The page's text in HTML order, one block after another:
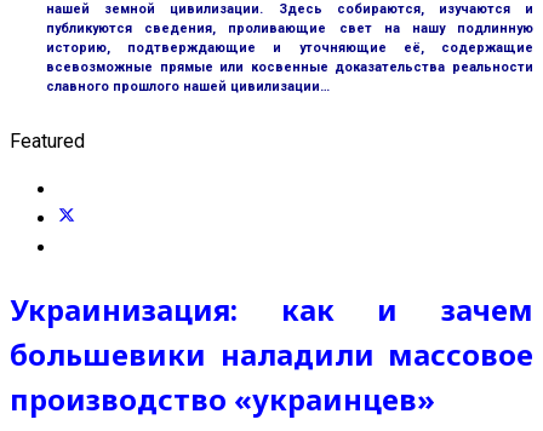
нашей земной цивилизации. Здесь собираются, изучаются и
публикуются сведения, проливающие свет на нашу подлинную
историю, подтверждающие и уточняющие её, содержащие
всевозможные прямые или косвенные доказательства реальности
славного прошлого нашей цивилизации…
Featured
Украинизация: как и зачем
большевики наладили массовое
производство «украинцев»